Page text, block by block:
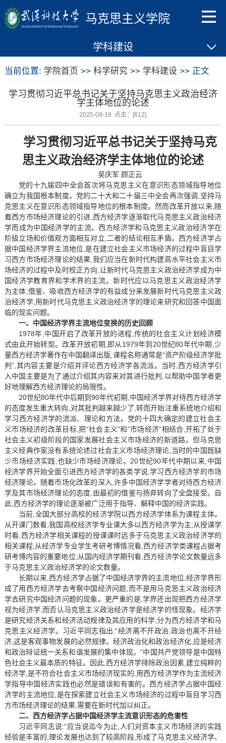
马克思主义学院
学科建设
当前位置: 学院首页 >> 科学研究 >> 学科建设 >> 正文
学习贯彻习近平总书记关于坚持马克思主义政治经济
学主体地位的论述
2025-09-18 点击：[612]
学习贯彻习近平总书记关于坚持马克
思主义政治经济学主体地位的论述
吴庆军 顾正云
党的十九届四中全会首次将马克思主义在意识形态领域指导地位
确立为我国根本制度。党的二十大和二十届三中全会再次强调,坚持马
克思主义在意识形态领域指导地位的根本制度。然而改革开放以来,随
着西方市场经济理论的引进,西方经济学逐渐取代马克思主义政治经济
学而成为中国经济学的主流。西方经济学和马克思主义政治经济学在
阶级立场和价值观方面相互对立,二者的结论相互矛盾。西方经济学占
据中国经济学界主流地位,是在建立社会主义市场经济的过程中盲目学
习西方市场经济理论的结果,我们应当在新时代构建高水平社会主义市
场经济的过程中及时校正方向,让新时代马克思主义政治经济学成为中
国经济学教育界和学术界的主流。新时代应以马克思主义政治经济学
为主体,借鉴、吸收西方经济学的有益成分来发展新时代马克思主义政
治经济学,用新时代马克思主义政治经济学的理论来研究和回答中国面
临的现实问题。
一、中国经济学界主流地位变换的历史回顾
1978年,中国开启了改革开放的进程,传统的社会主义计划经济模
式由此开始转型。改革开放初期,即从1979年到20世纪80年代中期,少
量西方经济学著作在中国翻译出版,课程名称通常是“资产阶级经济学批
判”,其内容主要是介绍并评论西方经济学各流派。当时,西方经济学引
入中国主要是为了通过介绍其内容来对其进行批判,以帮助中国学者更
好地理解西方经济理论的局限性。
20世纪80年代中后期到90年代初期,中国经济学界对待西方经济学
的态度发生重大转向,对其批判越来越少了,转而开始注重系统地介绍和
学习西方经济学的流派、理论和方法。党的十四大确定的建立社会主
义市场经济的改革目标,把“社会主义”和“市场经济”相结合,开拓了处于
社会主义初级阶段的国家发展社会主义市场经济的新道路。但马克思
主义经典作家没有系统论述过社会主义市场经济理论,当时的中国既缺
少市场经济实践,也缺少市场经济理论。20世纪90年代中期以来,中国
经济学界开始全面引进西方经济学的各类学说,学习西方经济学的市场
经济理论。随着市场化改革的深入,许多中国经济学学者对待西方经济
学及其市场经济理论的态度,由最初的借鉴与扬弃转向了全盘接受。自
此,西方经济学的理论逐渐被广泛用于指导、解释中国的经济实践。
当前,全国大部分高校的经济学院以西方经济学体系为课程主体。
从开课门数看,我国高校经济学专业课大多以西方经济学为主;从授课学
时看,西方经济学相关课程的授课课时远多于马克思主义政治经济学的
相关课程;从经济学专业学生考研考博情况看,西方经济学类课程占据考
研考博内容的重要地位;从国内经济学期刊看,西方经济学论文数量远多
于马克思主义政治经济学的论文数量。
长期以来,西方经济学占据了中国经济学界的主流地位,经济学界形
成了用西方经济学去考察中国经济问题,而不是用马克思主义政治经济
学去研究中国经济问题的现象。更严重的是,学界还出现把西方经济学
视为经济学,而否认马克思主义政治经济学是经济学的怪现象。经济学
是研究经济关系和经济活动规律及其应用的科学,分为西方经济学和马
克思主义经济学。习近平同志指出:“经济离不开政治,政治也离不开经
济,这是客观事物发展的必然规律。经济政治化和政治经济化,应是经济
和政治辩证统一关系和谐发展的集中体现。”中国共产党领导是中国特
色社会主义最本质的特征。因此,西方经济学排除政治因素,建立纯粹的
经济学,是不符合社会主义市场经济现实的,用西方经济学作为主流经济
学指导中国经济实践也必然是错误和有害的。西方经济学占据中国经
济学的主流地位,是在探索建立社会主义市场经济的过程中盲目学习西
方市场经济理论的结果,需要在新时代加以纠正。
二、西方经济学占据中国经济学主流意识形态的危害性
习近平同志说:“应当说迄今为止,人们对资本主义市场经济的实践
经验是丰富的,理论发展也达到了较高阶段,形成了马克思主义经济学、